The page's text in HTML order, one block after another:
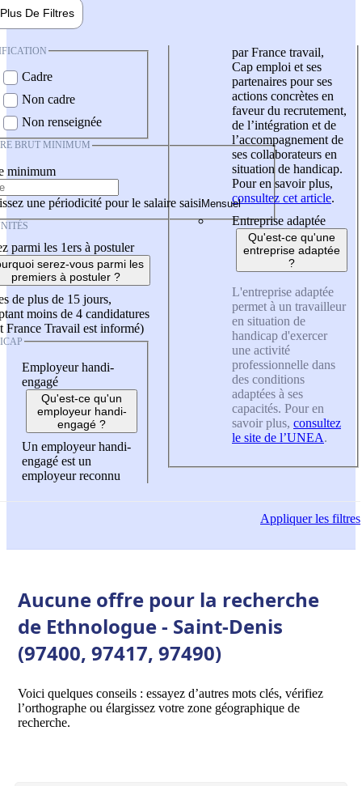
Plus De Filtres
Cadre
Non cadre
Non renseignée
BRUT MINIMUM
minimum
une périodicité pour le salaire saisi
parmi les 1ers à postuler
serez-vous parmi les
premiers à postuler ?
de plus de 15 jours,
moins de 4 candidatures
France Travail est informé)
Employeur handi-
engagé
Qu'est-ce qu'un
employeur handi-
engagé ?
Un employeur handi-
engagé est un
employeur reconnu
par France travail,
Cap emploi et ses
partenaires pour ses
actions concrètes en
faveur du recrutement,
de l’intégration et de
l’accompagnement de
ses collaborateurs en
situation de handicap.
Pour en savoir plus,
consultez cet article.
Entreprise adaptée
Qu'est-ce qu'une
entreprise adaptée
?
L'entreprise adaptée
permet à un travailleur
en situation de
handicap d'exercer
une activité
professionnelle dans
des conditions
adaptées à ses
capacités. Pour en
savoir plus, consultez
le site de l’UNEA.
Appliquerles filtres
Aucune offre pour la recherche
de Ethnologue - Saint-Denis
(97400, 97417, 97490)
Voici quelques conseils : essayez d’autres mots clés, vérifiez
l’orthographe ou élargissez votre zone géographique de
recherche.